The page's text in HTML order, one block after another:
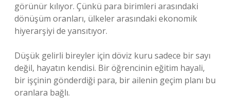
görünür kılıyor. Çünkü para birimleri arasındaki
dönüşüm oranları, ülkeler arasındaki ekonomik
hiyerarşiyi de yansıtıyor.
Düşük gelirli bireyler için döviz kuru sadece bir sayı
değil, hayatın kendisi. Bir öğrencinin eğitim hayali,
bir işçinin gönderdiği para, bir ailenin geçim planı bu
oranlara bağlı.